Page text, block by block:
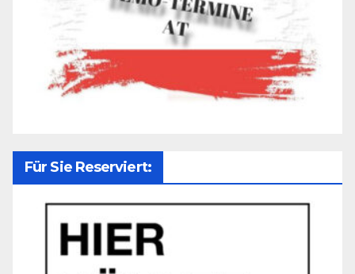
Für Sie Reserviert: